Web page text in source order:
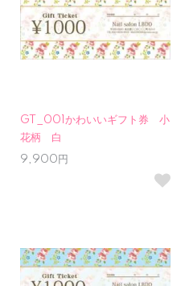
GT_001かわいいギフト券 小
花柄 白
9,900円